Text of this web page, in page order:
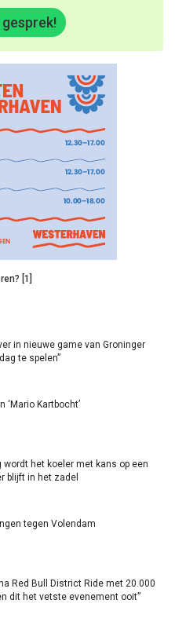
[1]
in nieuwe game van Groninger
te spelen”
Kartbocht’
het koeler met kans op een
blijft in het zadel
tegen Volendam
Red Bull District Ride met 20.000
dit het vetste evenement ooit”